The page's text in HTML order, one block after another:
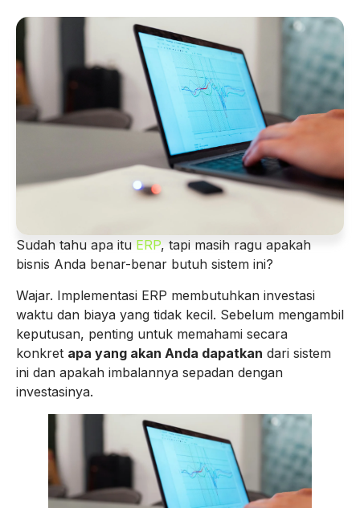
Sudah tahu apa itu ERP, tapi masih ragu apakah
bisnis Anda benar-benar butuh sistem ini?
Wajar. Implementasi ERP membutuhkan investasi
waktu dan biaya yang tidak kecil. Sebelum mengambil
keputusan, penting untuk memahami secara
konkret apa yang akan Anda dapatkan dari sistem
ini dan apakah imbalannya sepadan dengan
investasinya.